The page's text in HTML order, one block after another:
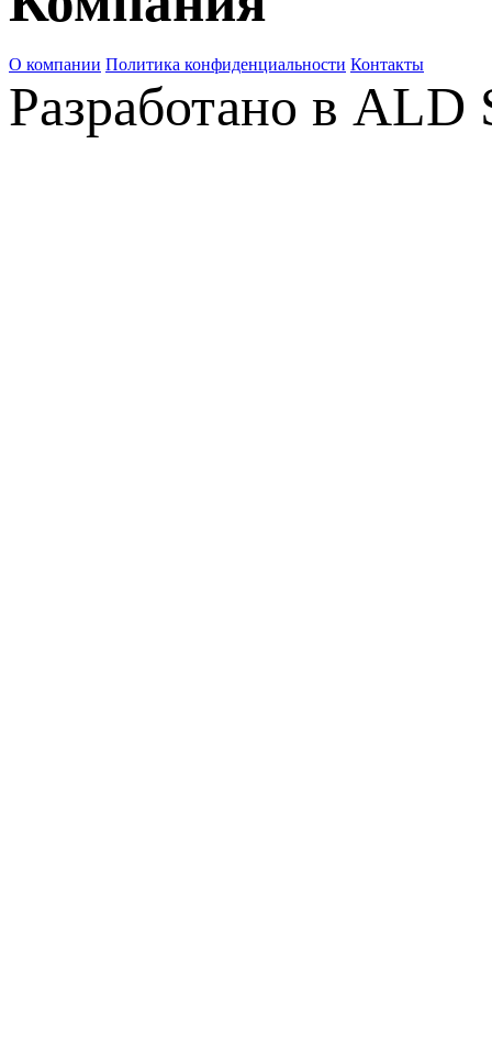
О компании Политика конфиденциальности Контакты
Разработано в ALD